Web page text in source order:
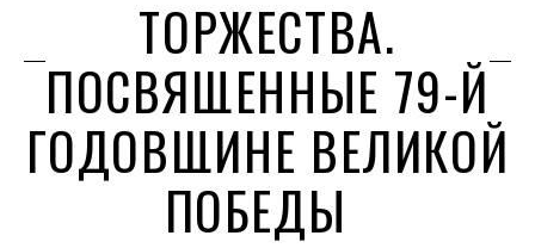
ТОРЖЕСТВА,
ПОСВЯЩЕННЫЕ 79-Й
ГОДОВЩИНЕ ВЕЛИКОЙ
ПОБЕДЫ